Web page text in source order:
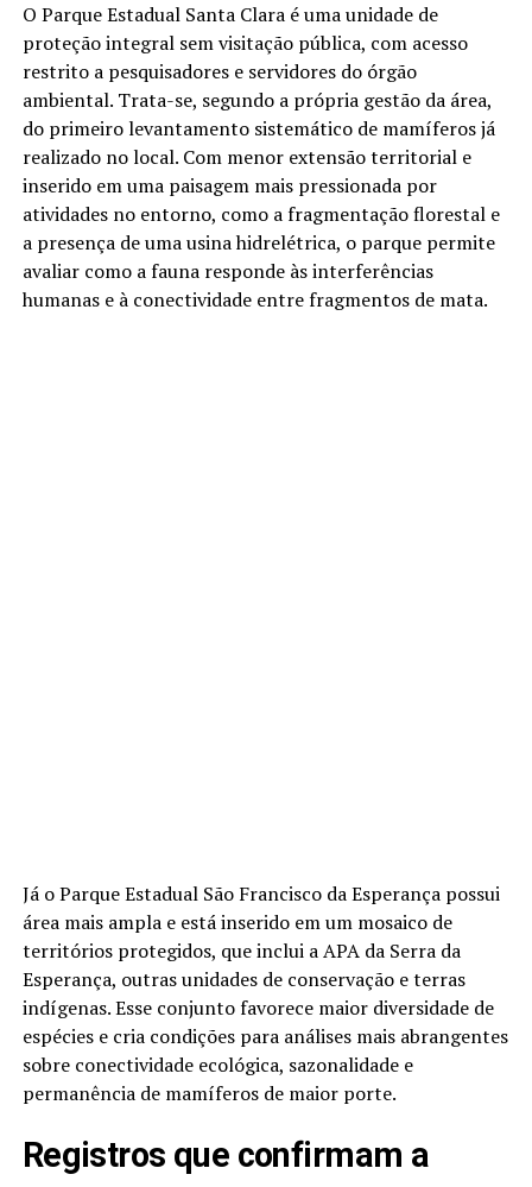
O Parque Estadual Santa Clara é uma unidade de
proteção integral sem visitação pública, com acesso
restrito a pesquisadores e servidores do órgão
ambiental. Trata-se, segundo a própria gestão da área,
do primeiro levantamento sistemático de mamíferos já
realizado no local. Com menor extensão territorial e
inserido em uma paisagem mais pressionada por
atividades no entorno, como a fragmentação florestal e
a presença de uma usina hidrelétrica, o parque permite
avaliar como a fauna responde às interferências
humanas e à conectividade entre fragmentos de mata.
Já o Parque Estadual São Francisco da Esperança possui
área mais ampla e está inserido em um mosaico de
territórios protegidos, que inclui a APA da Serra da
Esperança, outras unidades de conservação e terras
indígenas. Esse conjunto favorece maior diversidade de
espécies e cria condições para análises mais abrangentes
sobre conectividade ecológica, sazonalidade e
permanência de mamíferos de maior porte.
Registros que confirmam a